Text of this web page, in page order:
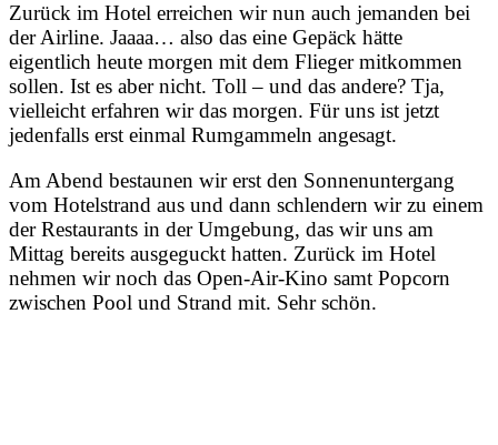
Zurück im Hotel erreichen wir nun auch jemanden bei
der Airline. Jaaaa… also das eine Gepäck hätte
eigentlich heute morgen mit dem Flieger mitkommen
sollen. Ist es aber nicht. Toll – und das andere? Tja,
vielleicht erfahren wir das morgen. Für uns ist jetzt
jedenfalls erst einmal Rumgammeln angesagt.
Am Abend bestaunen wir erst den Sonnenuntergang
vom Hotelstrand aus und dann schlendern wir zu einem
der Restaurants in der Umgebung, das wir uns am
Mittag bereits ausgeguckt hatten. Zurück im Hotel
nehmen wir noch das Open-Air-Kino samt Popcorn
zwischen Pool und Strand mit. Sehr schön.